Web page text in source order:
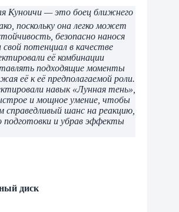
Куноичи — это боец ​​ближнего
поскольку она легко может
безопасно нанося
потенциал в качестве
её комбинации
подходящие моменты
её к её предполагаемой роли.
навык «Лунная тень»,
и мощное умение, чтобы
справедливый шанс на реакцию,
подготовки и убрав эффекты
диск